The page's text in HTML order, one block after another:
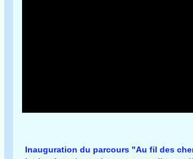
Inauguration du parcours "Au fil des